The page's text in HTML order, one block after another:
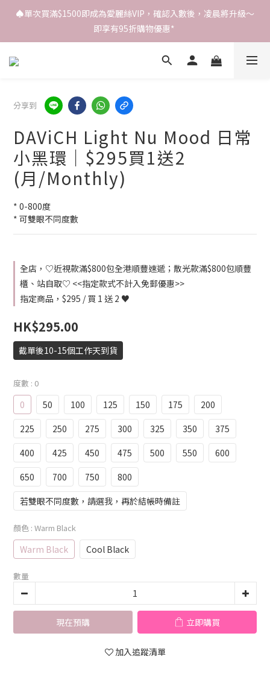
♠️單次買滿$1500即成為愛麗絲VIP，確認入數後，凌晨將升級～
即享有95折購物優惠*
分享到
DAViCH Light Nu Mood 日常
小黑環｜$295買1送2
(月/Monthly)
* 0-800度
* 可雙眼不同度數
全店，♡近視款滿$800包全港順豐速遞；散光款滿$800包順豐
櫃、站自取♡ <<指定款式不計入免郵優惠>>
指定商品，$295 / 買 1 送 2 ♥
HK$295.00
截單後10-15個工作天到貨
度數 : 0
0 50 100 125 150 175
200
225
250 275 300 325 350
375
400
425 450 475 500 550
600
650
700 750
800
若雙眼不同度數，請選我，再於結帳時備註
顏色 : Warm Black
Warm Black Cool Black
數量
現在預購 立即購買
加入追蹤清單